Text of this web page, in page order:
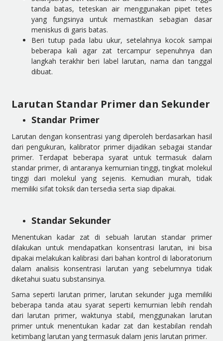
tanda batas, teteskan air menggunakan pipet tetes
yang fungsinya untuk memastikan sebagian dasar
meniskus di garis batas.
Beri tutup pada labu ukur, setelahnya kocok sampai
beberapa kali agar zat tercampur sepenuhnya dan
langkah terakhir beri label larutan, nama dan tanggal
dibuat.
Larutan Standar Primer dan Sekunder
Standar Primer
Larutan dengan konsentrasi yang diperoleh berdasarkan hasil
dari pengukuran, kalibrator primer dijadikan sebagai standar
primer. Terdapat beberapa syarat untuk termasuk dalam
standar primer, di antaranya kemurnian tinggi, tingkat molekul
tinggi dari molekul yang sejenis. Kemudian murah, tidak
memiliki sifat toksik dan tersedia serta siap dipakai.
Standar Sekunder
Menentukan kadar zat di sebuah larutan standar primer
dilakukan untuk mendapatkan konsentrasi larutan, ini bisa
dipakai melakukan kalibrasi dari bahan kontrol di laboratorium
dalam analisis konsentrasi larutan yang sebelumnya tidak
diketahui suatu substansinya.
Sama seperti larutan primer, larutan sekunder juga memiliki
beberapa tanda atau syarat seperti kemurnian lebih rendah
dari larutan primer, waktunya stabil, menggunakan larutan
primer untuk menentukan kadar zat dan kestabilan rendah
ketimbang larutan yang termasuk dalam jenis larutan primer.